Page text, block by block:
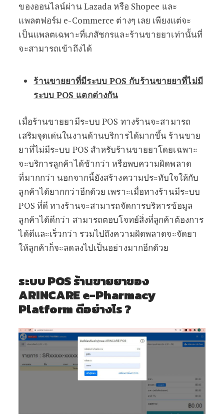
ของออนไลน์ผ่าน Lazada หรือ Shopee และ
แพลตฟอร์ม e-Commerce ต่างๆ เลย เพียงแต่จะ
เป็นแพลตเฉพาะที่เภสัชกรและร้านขายยาเท่านั้นที่
จะสามารถเข้าถึงได้
ร้านขายยาที่มีระบบ POS กับร้านขายยาที่ไม่มี
ระบบ POS แตกต่างกัน
เมื่อร้านขายยามีระบบ POS ทางร้านจะสามารถ
เสริมจุดเด่นในงานด้านบริการได้มากขึ้น ร้านขาย
ยาที่ไม่มีระบบ POS สำหรับร้านขายยาโดยเฉพาะ
จะบริการลูกค้าได้ช้ากว่า หรือพบความผิดพลาด
ที่มากกว่า นอกจากนี้ยังสร้างความประทับใจให้กับ
ลูกค้าได้ยากกว่าอีกด้วย เพราะเมื่อทางร้านมีระบบ
POS ที่ดี ทางร้านจะสามารถจัดการบริหารข้อมูล
ลูกค้าได้ดีกว่า สามารถตอบโจทย์สิ่งที่ลูกค้าต้องการ
ได้ดีและเร็วกว่า รวมไปถึงความผิดพลาดจะจัดยา
ให้ลูกค้าก็จะลดลงไปเป็นอย่างมากอีกด้วย
ระบบPOS ร้านขายยาของ
ARINCARE e-Pharmacy
Platform ดีอย่างไร?